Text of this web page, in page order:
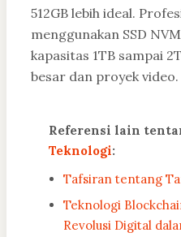
512GB lebih ideal.
menggunakan SSD
kapasitas 1TB sampai
besar dan proyek video.
Referensi lain
Teknologi:
Tafsiran tentang
Teknologi
Revolusi Digital